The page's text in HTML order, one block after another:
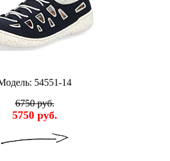
54551-14
6750 руб.
5750 руб.